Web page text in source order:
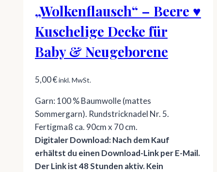
„Wolkenflausch“ – Beere ♥
Kuschelige Decke für
Baby & Neugeborene
5,00€inkl. MwSt.
Garn: 100 % Baumwolle (mattes
Sommergarn). Rundstricknadel Nr. 5.
Fertigmaß ca. 90cm x 70 cm.
Digitaler Download: Nach dem Kauf
erhältst du einen Download-Link per E-Mail.
Der Link ist 48 Stunden aktiv. Kein